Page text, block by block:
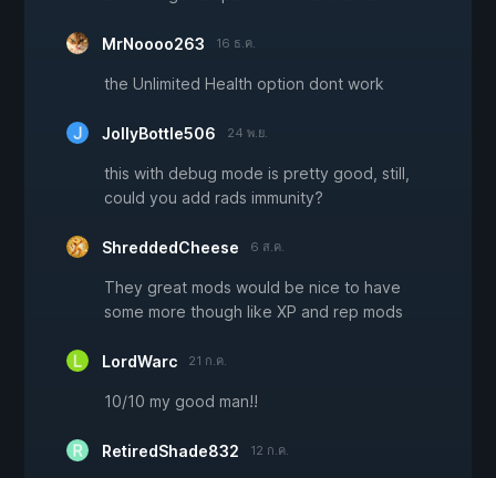
MrNoooo263 16 ธ.ค.
the Unlimited Health option dont work
JollyBottle506 24 พ.ย.
this with debug mode is pretty good, still,
could you add rads immunity?
ShreddedCheese 6 ส.ค.
They great mods would be nice to have
some more though like XP and rep mods
LordWarc 21 ก.ค.
10/10 my good man!!
RetiredShade832 12 ก.ค.